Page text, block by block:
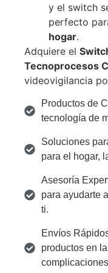
y el switch
perfecto
hogar.
Adquiere el
Tecnoprocesos
videovigilancia
Productos de
tecnología de
Soluciones
para el hogar,
Asesoría
para ayudarte
ti.
Envíos
productos en